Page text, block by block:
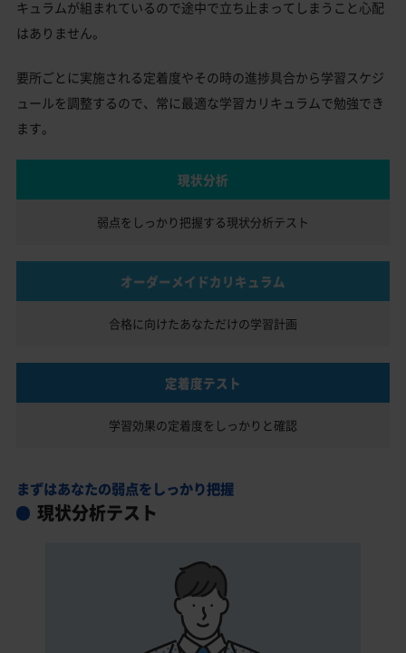
キュラムが組まれているので途中で立ち止まってしまうこと心配
はありません。
要所ごとに実施される定着度やその時の進捗具合から学習スケジ
ュールを調整するので、常に最適な学習カリキュラムで勉強でき
ます。
現状分析
弱点をしっかり把握する現状分析テスト
オーダーメイドカリキュラム
合格に向けたあなただけの学習計画
定着度テスト
学習効果の定着度を しっかりと確認
まずはあなたの弱点をしっかり把握
現状分析テスト